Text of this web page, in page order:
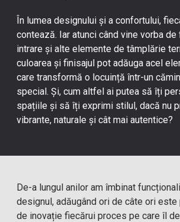
În lumea designului și a confortului,
contează. Iar atunci când vine vorba
intrare și alte elemente de tâmplărie
culoarea și finisajul pot adăuga acel
care transformă o locuință într-un
special. Și, cum altfel ai putea să îți
spațiile și să îți exprimi stilul, dacă nu
vibrante, naturale și cât mai autentice?
De-a lungul anilor am îmbinat
designul, adăugând ori de câte ori
de inovație fiecărui proces pe care îl